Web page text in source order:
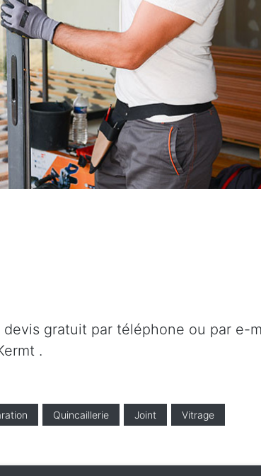
devis gratuit par téléphone ou par e-
.
Quincaillerie Joint Vitrage